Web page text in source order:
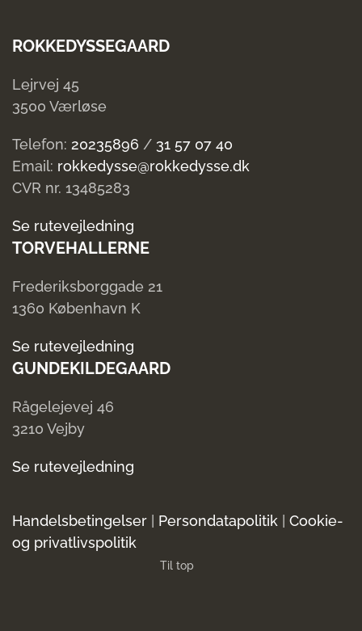
ROKKEDYSSEGAARD
Lejrvej 45
3500 Værløse
Telefon: 20235896 / 31 57 07 40
Email: rokkedysse@rokkedysse.dk
CVR nr. 13485283
Se rutevejledning
TORVEHALLERNE
Frederiksborggade 21
1360 København K
Se rutevejledning
GUNDEKILDEGAARD
Rågelejevej 46
3210 Vejby
Se rutevejledning
Handelsbetingelser | Persondatapolitik | Cookie-
og privatlivspolitik
Til top